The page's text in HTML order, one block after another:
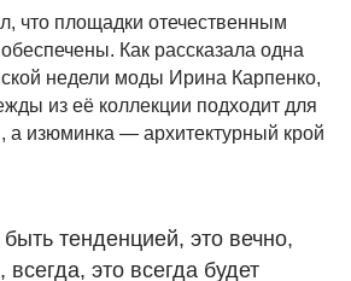
что площадки отечественным
Как рассказала одна
недели моды Ирина Карпенко,
из её коллекции подходит для
а изюминка — архитектурный крой
тенденцией, это вечно,
всегда, это всегда будет
Сотрудничество